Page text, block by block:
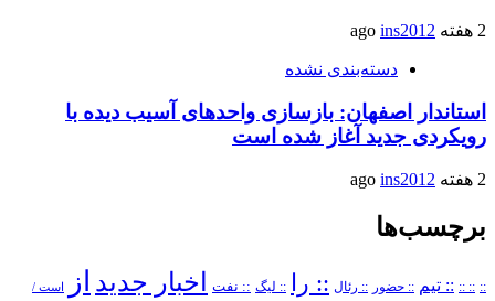
2 هفته ago ins2012
دسته‌بندی نشده
استاندار اصفهان: بازسازی واحدهای آسیب دیده با
رویکردی جدید آغاز شده است
2 هفته ago ins2012
برچسب‌ها
::
:: :: :: تیم :: حضور :: رئال :: را :: لیگ :: نفت اخبار جدید از است /